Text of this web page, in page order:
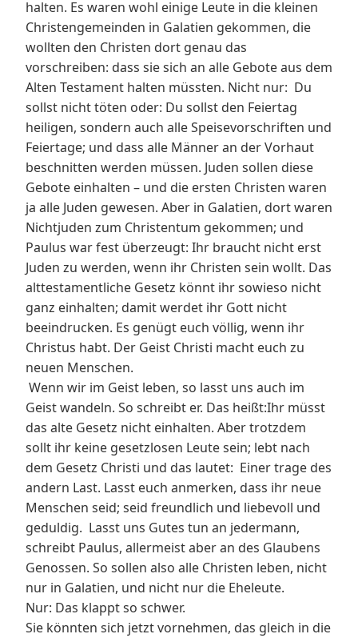
halten. Es waren wohl einige Leute in die kleinen
Christengemeinden in Galatien gekommen, die
wollten den Christen dort genau das
vorschreiben: dass sie sich an alle Gebote aus dem
Alten Testament halten müssten. Nicht nur: Du
sollst nicht töten oder: Du sollst den Feiertag
heiligen, sondern auch alle Speisevorschriften und
Feiertage; und dass alle Männer an der Vorhaut
beschnitten werden müssen. Juden sollen diese
Gebote einhalten – und die ersten Christen waren
ja alle Juden gewesen. Aber in Galatien, dort waren
Nichtjuden zum Christentum gekommen; und
Paulus war fest überzeugt: Ihr braucht nicht erst
Juden zu werden, wenn ihr Christen sein wollt. Das
alttestamentliche Gesetz könnt ihr sowieso nicht
ganz einhalten; damit werdet ihr Gott nicht
beeindrucken. Es genügt euch völlig, wenn ihr
Christus habt. Der Geist Christi macht euch zu
neuen Menschen.
Wenn wir im Geist leben, so lasst uns auch im
Geist wandeln. So schreibt er. Das heißt:Ihr müsst
das alte Gesetz nicht einhalten. Aber trotzdem
sollt ihr keine gesetzlosen Leute sein; lebt nach
dem Gesetz Christi und das lautet: Einer trage des
andern Last. Lasst euch anmerken, dass ihr neue
Menschen seid; seid freundlich und liebevoll und
geduldig. Lasst uns Gutes tun an jedermann,
schreibt Paulus, allermeist aber an des Glaubens
Genossen. So sollen also alle Christen leben, nicht
nur in Galatien, und nicht nur die Eheleute.
Nur: Das klappt so schwer.
Sie könnten sich jetzt vornehmen, das gleich in die